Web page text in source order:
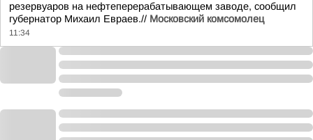
резервуаров на нефтеперерабатывающем заводе, сообщил
губернатор Михаил Евраев.// Московский комсомолец
11:34